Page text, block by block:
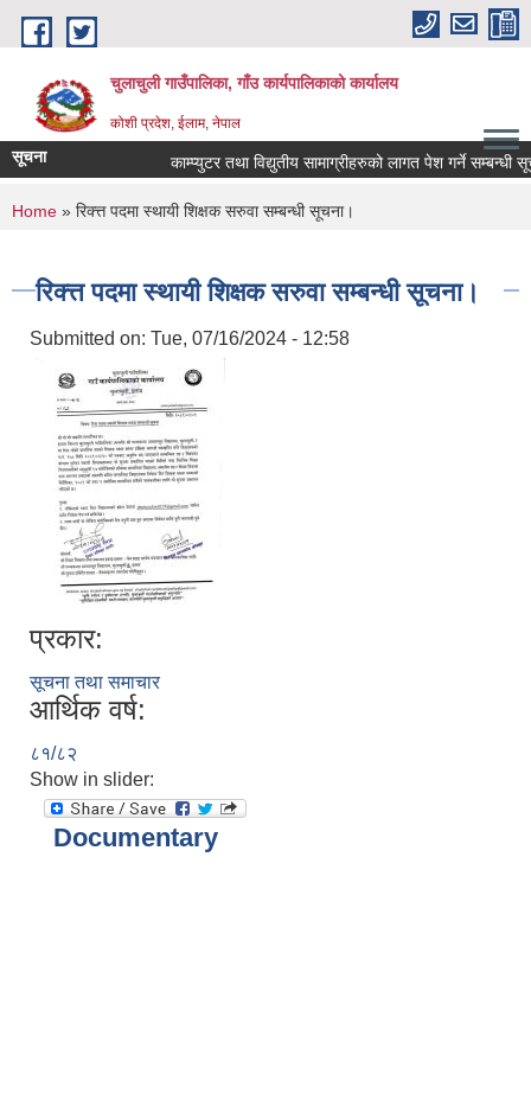
Skip to main content
चुलाचुली गाउँपालिका, गाँउ कार्यपालिकाको कार्यालय
कोशी प्रदेश, ईलाम, नेपाल
सूचना काम्प्युटर तथा विद्युतीय सामाग्रीहरुको लागत पेश गर्ने सम्बन्धी
You are here
Home » रिक्त्त पदमा स्थायी शिक्षक सरुवा सम्बन्धी सूचना।
रिक्त्त पदमा स्थायी शिक्षक सरुवा सम्बन्धी सूचना।
Submitted on: Tue, 07/16/2024 - 12:58
प्रकार:
सूचना तथा समाचार
आर्थिक वर्ष:
८१/८२
Show in slider:
Documentary